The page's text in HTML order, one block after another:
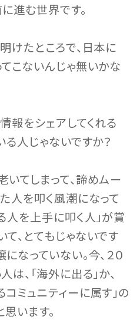
進む世界です。
けたところで、日本に
こないんじゃ無いかな
報をシェアしてくれる
る人じゃないですか？
てしまって、諦めムー
人を叩く風潮になって
人を上手に叩く人」が賞
、とてもじゃないです
なっていない。今、２０
は、「海外に出る」か、
ミュニティーに属す」の
います。